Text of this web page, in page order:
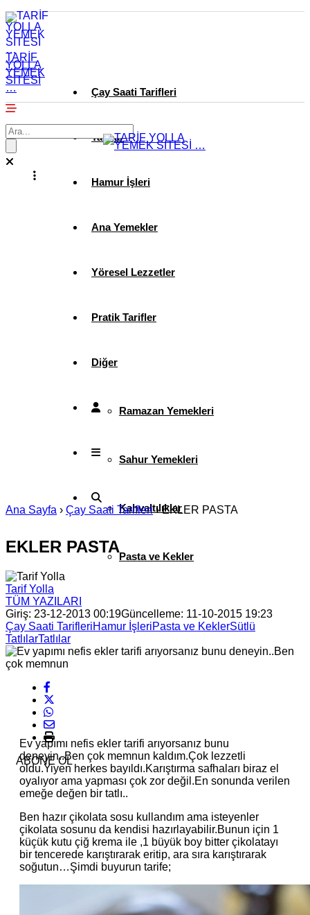
TARİF
YOLLA
YEMEK
SİTESİ
… Çay Saati Tarifleri
Tatlılar
Hamur İşleri
Ana Yemekler
Yöresel Lezzetler
Pratik Tarifler
Diğer
Ramazan Yemekleri
Sahur Yemekleri
Kahvaltılıklar
Pasta ve Kekler
Ana Sayfa › Çay Saati Tarifleri›EKLER PASTA
EKLER PASTA
Tarif Yolla
TÜM YAZILARI
Giriş: 23-12-2013 00:19Güncelleme: 11-10-2015 19:23
Çay Saati TarifleriHamur İşleriPasta ve KeklerSütlü
TatlılarTatlılar
ABONE OL
Ev yapımı nefis ekler tarifi arıyorsanız bunu
deneyin..Ben çok memnun kaldım.Çok lezzetli
oldu.Yiyen herkes bayıldı.Karıştırma safhaları biraz el
oyalıyor ama yapması çok zor değil.En sonunda verilen
emeğe değen bir tatlı..
Ben hazır çikolata sosu kullandım ama isteyenler
çikolata sosunu da kendisi hazırlayabilir.Bunun için 1
küçük kutu çiğ krema ile ,1 büyük boy bitter çikolatayı
bir tencerede karıştırarak eritip, ara sıra karıştırarak
soğutun…Şimdi buyurun tarife;